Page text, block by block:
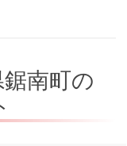
鋸南町の